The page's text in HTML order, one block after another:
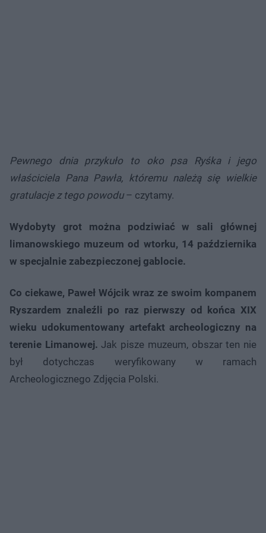
Pewnego dnia przykuło to oko psa Ryśka i jego
właściciela Pana Pawła, któremu należą się wielkie
gratulacje z tego powodu– czytamy.
Wydobyty grot można podziwiać w sali głównej
limanowskiego muzeum od wtorku, 14 października
w specjalnie zabezpieczonej gablocie.
Co ciekawe, Paweł Wójcik wraz ze swoim kompanem
Ryszardem znaleźli po raz pierwszy od końca XIX
wieku udokumentowany artefakt archeologiczny na
terenie Limanowej. Jak pisze muzeum, obszar ten nie
był dotychczas weryfikowany w ramach
Archeologicznego Zdjęcia Polski.